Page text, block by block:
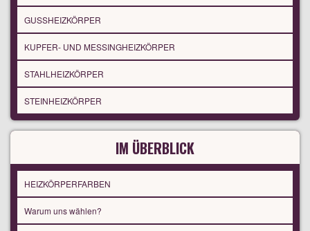
GUSSHEIZKÖRPER
KUPFER- UND MESSINGHEIZKÖRPER
STAHLHEIZKÖRPER
STEINHEIZKÖRPER
IM ÜBERBLICK
HEIZKÖRPERFARBEN
Warum uns wählen?